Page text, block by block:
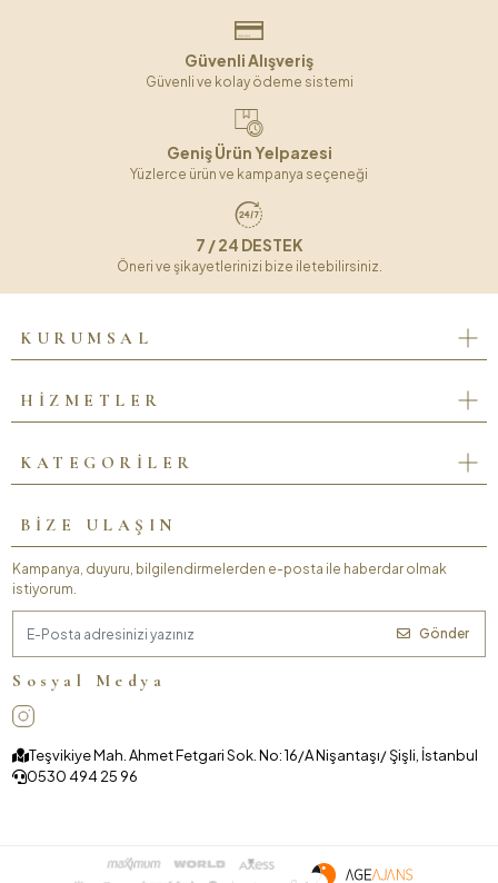
Güvenli Alışveriş
Güvenli ve kolay ödeme sistemi
Geniş Ürün Yelpazesi
Yüzlerce ürün ve kampanya seçeneği
7 / 24 DESTEK
Öneri ve şikayetlerinizi bize iletebilirsiniz.
KURUMSAL
HİZMETLER
KATEGORİLER
BİZE ULAŞIN
Kampanya, duyuru, bilgilendirmelerden e-posta ile haberdar olmak
istiyorum.
Gönder
Sosyal Medya
Teşvikiye Mah. Ahmet Fetgari Sok. No: 16/A Nişantaşı/ Şişli, İstanbul
0530 494 25 96